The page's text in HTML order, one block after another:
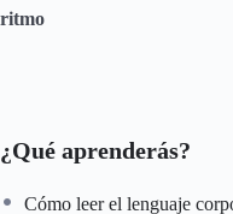
ritmo
¿Qué aprenderás?
Cómo leer el lenguaje